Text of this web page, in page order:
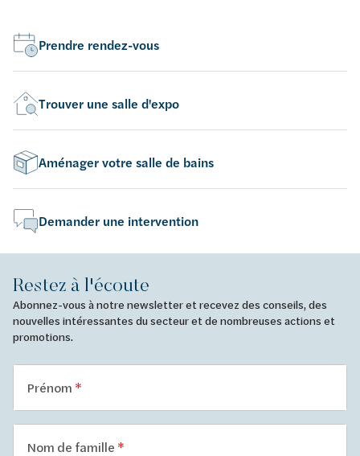
Prendre rendez-vous
Trouver une salle d'expo
Aménager votre salle de bains
Demander une intervention
Restez à l'écoute
Abonnez-vous à notre newsletter et recevez des conseils, des
nouvelles intéressantes du secteur et de nombreuses actions et
promotions.
Prénom
Nom de famille